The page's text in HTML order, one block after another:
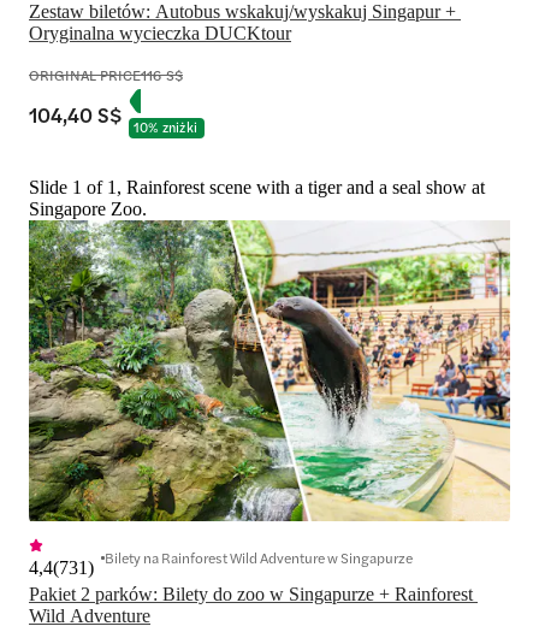
Zestaw biletów: Autobus wskakuj/wyskakuj Singapur +
Oryginalna wycieczka DUCKtour
ORIGINAL PRICE116 S$
104,40 S$ 10% zniżki
Slide 1 of 1, Rainforest scene with a tiger and a seal show at
Singapore Zoo.
Pakiet 2 parków: Bilety do zoo w Singapurze + Rainforest
Wild Adventure
4,4(731) Bilety na Rainforest Wild Adventure w Singapurze